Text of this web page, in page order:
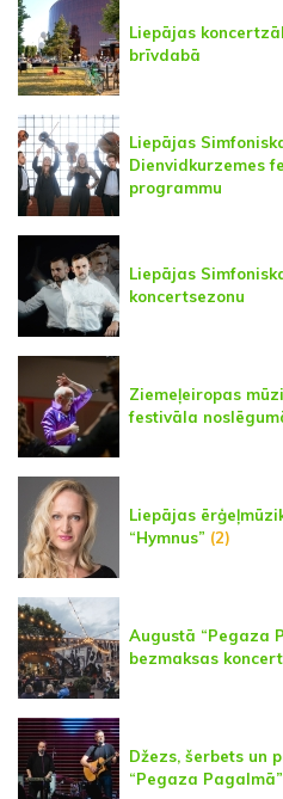
Liepājas
brīvdabā
Liepājas
Dienvidkurzemes
programmu
Liepājas
koncertsezonu
Ziemeļeiropas
festivāla
Liepājas
“Hymnus” (2)
Augustā “Pegaza
bezmaksas
Džezs, šerbets un
“Pegaza